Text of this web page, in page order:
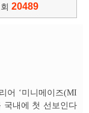
20489
어 ‘미니메이즈(MI
국내에 첫 선보인다